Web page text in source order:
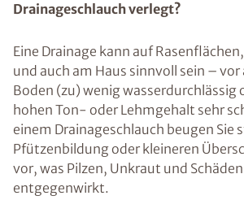
Drainageschlauch verlegt?
Eine Drainage kann auf
und auch am Haus sinnvoll sein –
Boden (zu) wenig wasserdurchlässig
hohen Ton- oder Lehmgehalt sehr
einem Drainageschlauch beugen Sie
Pfützenbildung oder kleineren
vor, was Pilzen, Unkraut und
entgegenwirkt.